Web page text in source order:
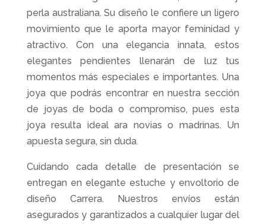
perla australiana. Su diseño le confiere un ligero
movimiento que le aporta mayor feminidad y
atractivo. Con una elegancia innata, estos
elegantes pendientes llenarán de luz tus
momentos más especiales e importantes. Una
joya que podrás encontrar en nuestra sección
de joyas de boda o compromiso, pues esta
joya resulta ideal ara novias o madrinas. Un
apuesta segura, sin duda.
Cuidando cada detalle de presentación se
entregan en elegante estuche y envoltorio de
diseño Carrera. Nuestros envíos están
asegurados y garantizados a cualquier lugar del